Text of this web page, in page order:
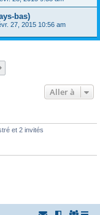
bas)
27, 2015 10:56 am
Aller à
et 2 invités